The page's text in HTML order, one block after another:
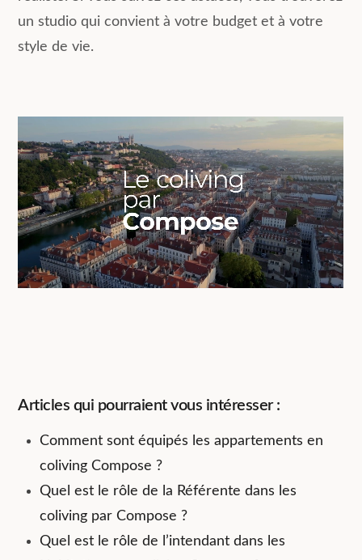
un studio qui convient à votre budget et à votre
style de vie.
Articles qui pourraient vous intéresser :
Comment sont équipés les appartements en
coliving Compose ?
Quel est le rôle de la Référente dans les
coliving par Compose ?
Quel est le rôle de l’intendant dans les